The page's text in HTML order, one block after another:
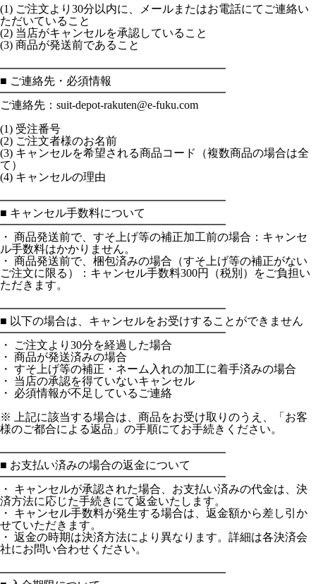
(1) ご注文より30分以内に、メールまたはお電話にてご連絡い
ただいていること
(2) 当店がキャンセルを承認していること
(3) 商品が発送前であること
━━━━━━━━━━━━━━━━━━━━
■ ご連絡先・必須情報
━━━━━━━━━━━━━━━━━━━━
ご連絡先：suit-depot-rakuten@e-fuku.com
(1) 受注番号
(2) ご注文者様のお名前
(3) キャンセルを希望される商品コード（複数商品の場合は全
て）
(4) キャンセルの理由
━━━━━━━━━━━━━━━━━━━━
■ キャンセル手数料について
━━━━━━━━━━━━━━━━━━━━
・ 商品発送前で、すそ上げ等の補正加工前の場合：キャンセ
ル手数料はかかりません。
・ 商品発送前で、梱包済みの場合（すそ上げ等の補正がない
ご注文に限る）：キャンセル手数料300円（税別）をご負担い
ただきます。
━━━━━━━━━━━━━━━━━━━━
■ 以下の場合は、キャンセルをお受けすることができません
━━━━━━━━━━━━━━━━━━━━
・ ご注文より30分を経過した場合
・ 商品が発送済みの場合
・ すそ上げ等の補正・ネーム入れの加工に着手済みの場合
・ 当店の承認を得ていないキャンセル
・ 必須情報が不足しているご連絡
※ 上記に該当する場合は、商品をお受け取りのうえ、「お客
様のご都合による返品」の手順にてお手続きください。
━━━━━━━━━━━━━━━━━━━━
■ お支払い済みの場合の返金について
━━━━━━━━━━━━━━━━━━━━
・ キャンセルが承認された場合、お支払い済みの代金は、決
済方法に応じた手続きにて返金いたします。
・ キャンセル手数料が発生する場合は、返金額から差し引か
せていただきます。
・ 返金の時期は決済方法により異なります。詳細は各決済会
社にお問い合わせください。
━━━━━━━━━━━━━━━━━━━━